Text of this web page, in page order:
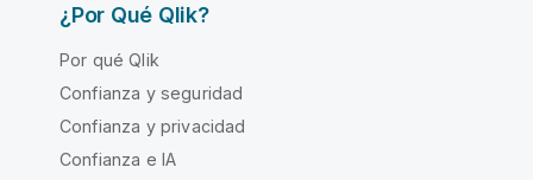
¿Por Qué Qlik?
Por qué Qlik
Confianza y seguridad
Confianza y privacidad
Confianza e IA